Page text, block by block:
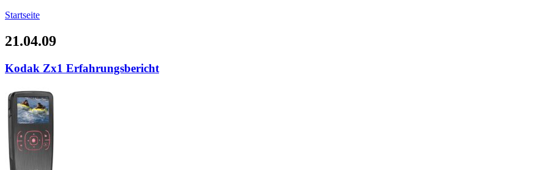
Startseite
21.04.09
Kodak Zx1 Erfahrungsbericht